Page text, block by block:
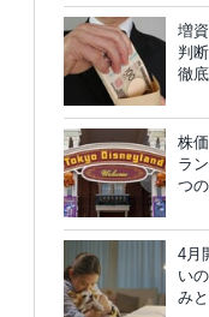
増
判
徹
株
ラ
つ
4月
い
み